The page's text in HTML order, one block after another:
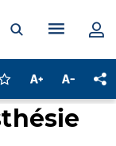
Ouvrir laMenu
Connectez-vous
Augmenter la